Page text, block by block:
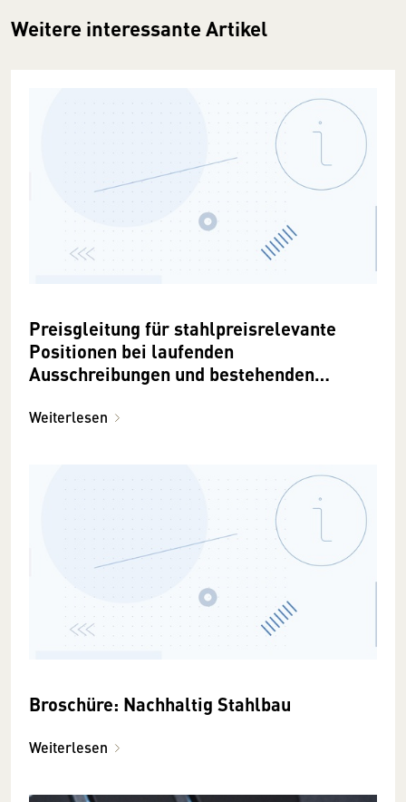
Weitere interessante Artikel
Preisgleitung für stahlpreisrelevante
Positionen bei laufenden
Ausschreibungen und bestehenden
Weiterlesen
Broschüre: Nachhaltig Stahlbau
Weiterlesen